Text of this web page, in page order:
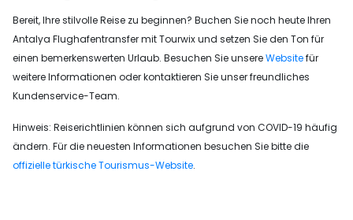
Bereit, Ihre stilvolle Reise zu beginnen? Buchen Sie noch heute Ihren
Antalya Flughafentransfer mit Tourwix und setzen Sie den Ton für
einen bemerkenswerten Urlaub. Besuchen Sie unsereWebsitefür
weitere Informationen oder kontaktieren Sie unser freundliches
Kundenservice-Team.
Hinweis: Reiserichtlinien können sich aufgrund von COVID-19 häufig
ändern. Für die neuesten Informationen besuchen Sie bitte die
offizielle türkische Tourismus-Website.